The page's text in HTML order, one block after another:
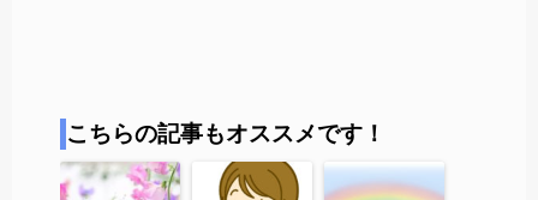
こちらの記事もオススメです！